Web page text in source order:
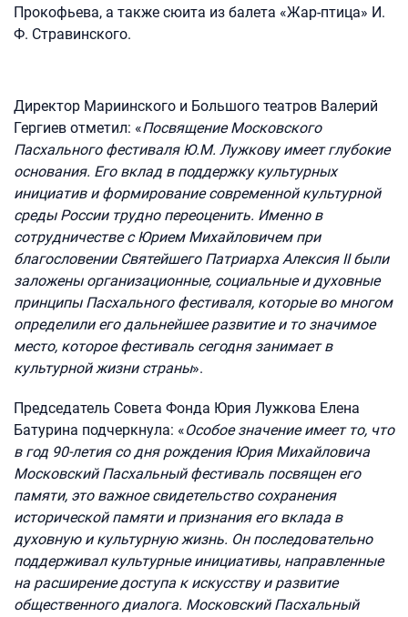
Прокофьева, а также сюита из балета «Жар-птица» И.
Ф. Стравинского.
Директор Мариинского и Большого театров Валерий
Гергиев отметил: «Посвящение Московского
Пасхального фестиваля Ю.М. Лужкову имеет глубокие
основания. Его вклад в поддержку культурных
инициатив и формирование современной культурной
среды России трудно переоценить. Именно в
сотрудничестве с Юрием Михайловичем при
благословении Святейшего Патриарха Алексия II были
заложены организационные, социальные и духовные
принципы Пасхального фестиваля, которые во многом
определили его дальнейшее развитие и то значимое
место, которое фестиваль сегодня занимает в
культурной жизни страны».
Председатель Совета Фонда Юрия Лужкова Елена
Батурина подчеркнула: «Особое значение имеет то, что
в год 90-летия со дня рождения Юрия Михайловича
Московский Пасхальный фестиваль посвящен его
памяти, это важное свидетельство сохранения
исторической памяти и признания его вклада в
духовную и культурную жизнь. Он последовательно
поддерживал культурные инициативы, направленные
на расширение доступа к искусству и развитие
общественного диалога. Московский Пасхальный